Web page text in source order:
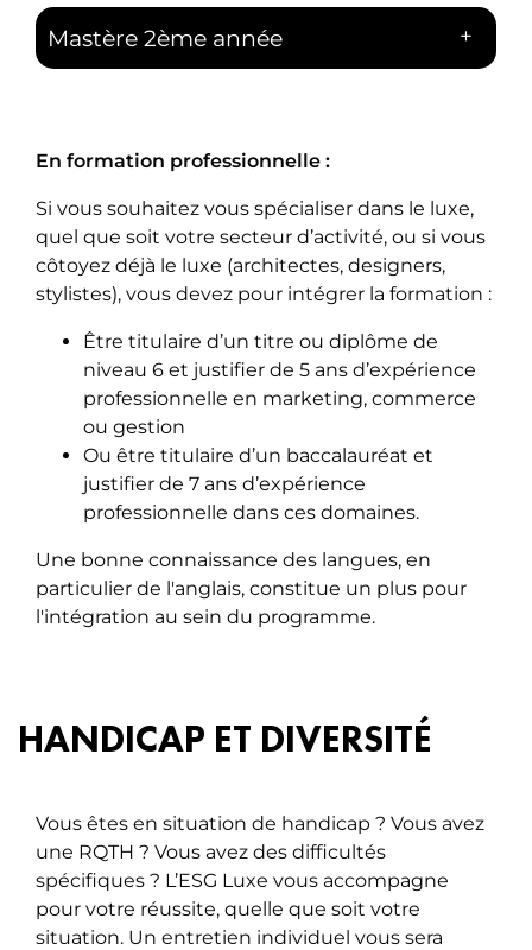
Mastère 2ème année +
En formation professionnelle :
Si vous souhaitez vous spécialiser dans le luxe,
quel que soit votre secteur d’activité, ou si vous
côtoyez déjà le luxe (architectes, designers,
stylistes), vous devez pour intégrer la formation :
Être titulaire d’un titre ou diplôme de
niveau 6 et justifier de 5 ans d’expérience
professionnelle en marketing, commerce
ou gestion
Ou être titulaire d’un baccalauréat et
justifier de 7 ans d’expérience
professionnelle dans ces domaines.
Une bonne connaissance des langues, en
particulier de l'anglais, constitue un plus pour
l'intégration au sein du programme.
HANDICAP ET DIVERSITÉ
Vous êtes en situation de handicap ? Vous avez
une RQTH ? Vous avez des difficultés
spécifiques ? L’ESG Luxe vous accompagne
pour votre réussite, quelle que soit votre
situation. Un entretien individuel vous sera